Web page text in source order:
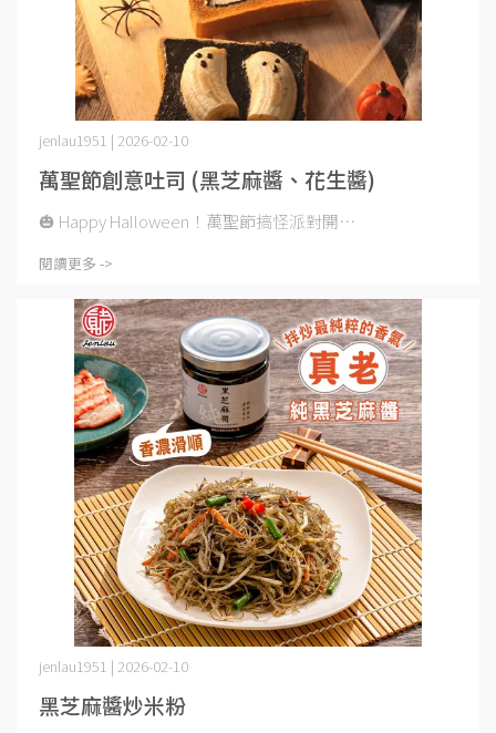
萬聖節創意吐司 (黑芝麻醬、花生醬)
jenlau1951 | 2026-02-10
🎃 Happy Halloween！萬聖節搞怪派對開⋯
閱讀更多 ->
黑芝麻醬炒米粉
jenlau1951 | 2026-02-10